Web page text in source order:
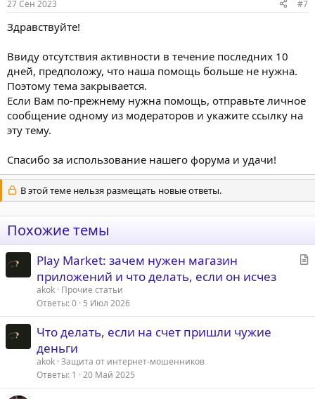
27 Сен 2023 #7
Здравствуйте!
Ввиду отсутствия активности в течение последних 10
дней, предположу, что наша помощь больше не нужна.
Поэтому тема закрывается.
Если Вам по-прежнему нужна помощь, отправьте личное
сообщение одному из модераторов и укажите ссылку на
эту тему.
Спасибо за использование нашего форума и удачи!
В этой теме нельзя размещать новые ответы.
Похожие темы
ь
Play Market: зачем нужен магазин
приложений и что делать, если он исчез
akok Прочие статьи
Ответы 0 5 Июл 2026
Что делать, если на счет пришли чужие
деньги
akok Защита от интернет-мошенников
Ответы 1 20 Май 2025